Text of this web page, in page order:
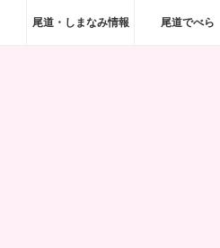
尾道・しまなみ情報 尾道でべら